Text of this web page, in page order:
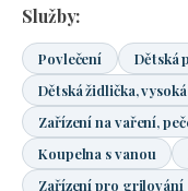
Služby:
Povlečení Dětská
Dětská židlička,
Zařízení na vaření,
Koupelna s vanou
Zařízení pro grilování